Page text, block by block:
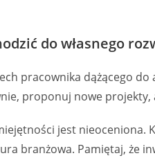
do własnego
pracownika dążącego do
proponuj nowe
jest nieoceniona.
branżowa. Pamiętaj, że